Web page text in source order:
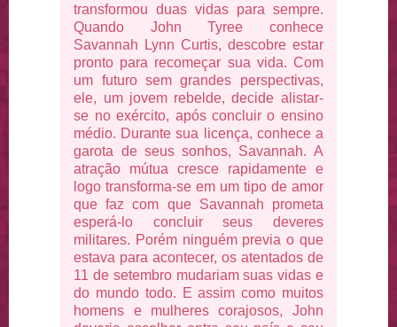
transformou duas vidas para sempre.
Quando John Tyree conhece
Savannah Lynn Curtis, descobre estar
pronto para recomeçar sua vida. Com
um futuro sem grandes perspectivas,
ele, um jovem rebelde, decide alistar-
se no exército, após concluir o ensino
médio. Durante sua licença, conhece a
garota de seus sonhos, Savannah. A
atração mútua cresce rapidamente e
logo transforma-se em um tipo de amor
que faz com que Savannah prometa
esperá-lo concluir seus deveres
militares. Porém ninguém previa o que
estava para acontecer, os atentados de
11 de setembro mudariam suas vidas e
do mundo todo. E assim como muitos
homens e mulheres corajosos, John